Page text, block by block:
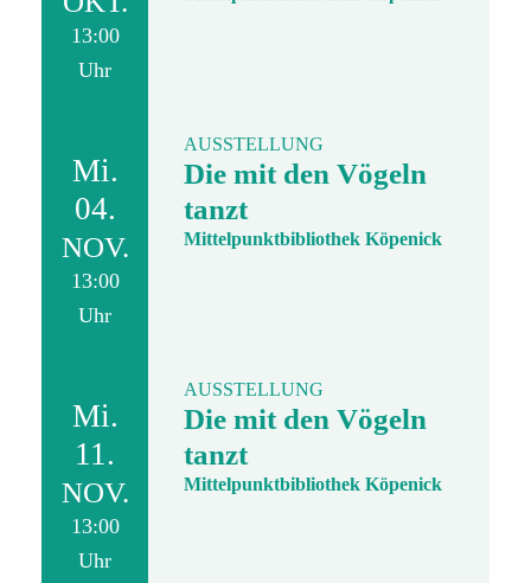
13:00
Uhr
Mi.
04.
NOV.
13:00
Uhr
AUSSTELLUNG
Die mit den Vögeln
tanzt
Mittelpunktbibliothek Köpenick
Mi.
11.
NOV.
13:00
Uhr
AUSSTELLUNG
Die mit den Vögeln
tanzt
Mittelpunktbibliothek Köpenick